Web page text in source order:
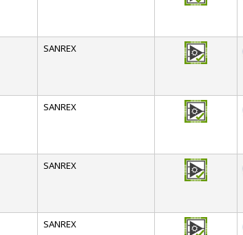
SANREX
SANREX
SANREX
SANREX